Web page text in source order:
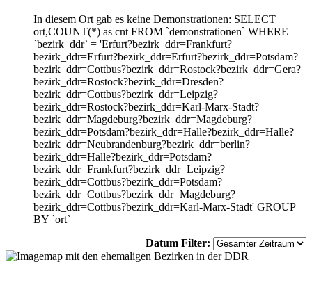
In diesem Ort gab es keine Demonstrationen: SELECT
ort,COUNT(*) as cnt FROM `demonstrationen` WHERE
`bezirk_ddr` = 'Erfurt?bezirk_ddr=Frankfurt?
bezirk_ddr=Erfurt?bezirk_ddr=Erfurt?bezirk_ddr=Potsdam?
bezirk_ddr=Cottbus?bezirk_ddr=Rostock?bezirk_ddr=Gera?
bezirk_ddr=Rostock?bezirk_ddr=Dresden?
bezirk_ddr=Cottbus?bezirk_ddr=Leipzig?
bezirk_ddr=Rostock?bezirk_ddr=Karl-Marx-Stadt?
bezirk_ddr=Magdeburg?bezirk_ddr=Magdeburg?
bezirk_ddr=Potsdam?bezirk_ddr=Halle?bezirk_ddr=Halle?
bezirk_ddr=Neubrandenburg?bezirk_ddr=berlin?
bezirk_ddr=Halle?bezirk_ddr=Potsdam?
bezirk_ddr=Frankfurt?bezirk_ddr=Leipzig?
bezirk_ddr=Cottbus?bezirk_ddr=Potsdam?
bezirk_ddr=Cottbus?bezirk_ddr=Magdeburg?
bezirk_ddr=Cottbus?bezirk_ddr=Karl-Marx-Stadt' GROUP
BY `ort`
Datum Filter: